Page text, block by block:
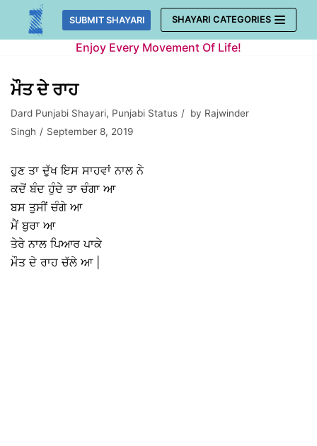
Skip
SUBMIT SHAYARI SHAYARI CATEGORIES
Enjoy Every Movement Of Life!
ਮੌਤ ਦੇ ਰਾਹ
Dard Punjabi Shayari, Punjabi Status by Rajwinder
Singh
September 8, 2019
ਹੁਣ ਤਾ ਦੁੱਖ ਇਸ ਸਾਹਵਾਂ ਨਾਲ ਨੇ
ਕਦੋਂ ਬੰਦ ਹੁੰਦੇ ਤਾ ਚੰਗਾ ਆ
ਬਸ ਤੁਸੀਂ ਚੰਗੇ ਆ
ਮੈਂ ਬੁਰਾ ਆ
ਤੇਰੇ ਨਾਲ ਪਿਆਰ ਪਾਕੇ
ਮੌਤ ਦੇ ਰਾਹ ਚੱਲੇ ਆ |